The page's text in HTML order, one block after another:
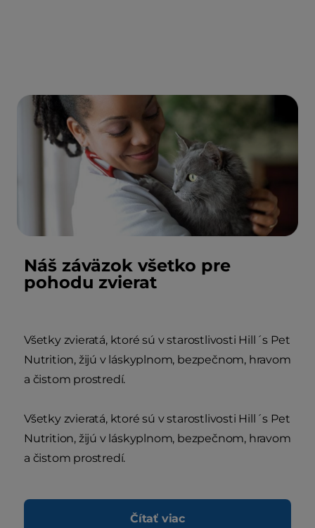
Náš záväzok všetko pre
pohodu zvierat
Všetky zvieratá, ktoré sú v starostlivosti Hill´s Pet
Nutrition, žijú v láskyplnom, bezpečnom, hravom
a čistom prostredí.
Všetky zvieratá, ktoré sú v starostlivosti Hill´s Pet
Nutrition, žijú v láskyplnom, bezpečnom, hravom
a čistom prostredí.
Čítať viac